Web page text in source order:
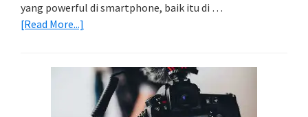
yang powerful di smartphone, baik itu di …
[Read More...]
Mobile:
Cara
Simpan